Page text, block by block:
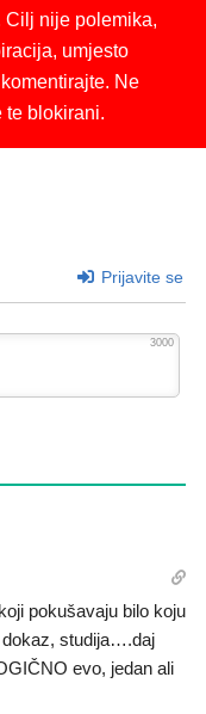
Cilj nije polemika,
umjesto
Ne
te blokirani.
Prijavite se
3000
pokušavaju bilo koju
studija….daj
evo, jedan ali